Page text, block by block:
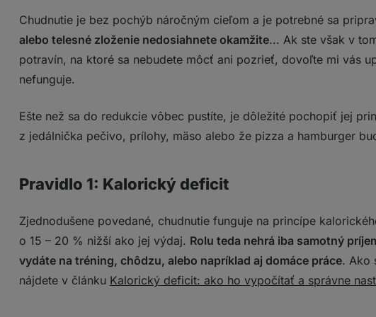
A čo tuky?
Ďalšie zásady, ktoré vám pri chudnutí pomôžu
Čo je vhodné obmedziť?
1. Sladené nápoje
3. Alkohol
Čo si z toho odniesť?
Chudnutie je bez pochýb náročným cieľom a je potrebné sa
alebo telesné zloženie nedosiahnete okamžite... Ak ste však v
potravín, na ktoré sa nebudete môcť ani pozrieť, dovoľte mi vás
nefunguje.
Ešte než sa do redukcie vôbec pustíte, je dôležité pochopiť jej
z jedálnička pečivo, prílohy, mäso alebo že pizza a hamburger
Pravidlo 1: Kalorický deficit
Zjednodušene povedané, chudnutie funguje na princípe
o 15 – 20 % nižší ako jej výdaj. Rolu teda nehrá iba samotný
vydáte na tréning, chôdzu, alebo napríklad aj domáce práce. Ako
nájdete v článku Kalorický deficit: ako ho vypočítať a správne